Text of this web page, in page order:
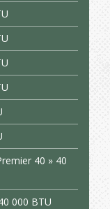
40 » 40
000 BTU